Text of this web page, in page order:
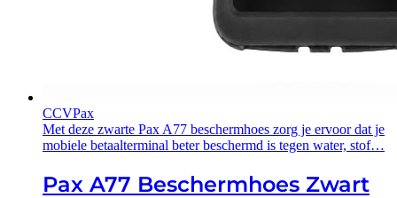
CCVPax
Met deze zwarte Pax A77 beschermhoes zorg je ervoor dat je
mobiele betaalterminal beter beschermd is tegen water, stof…
Pax A77 Beschermhoes Zwart